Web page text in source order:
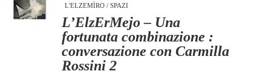
Chi siamo
L'ELZEMÌRO/ SPAZI
L’ElzErMejo – Una
fortunata combinazione :
conversazione con Carmilla
Rossini 2